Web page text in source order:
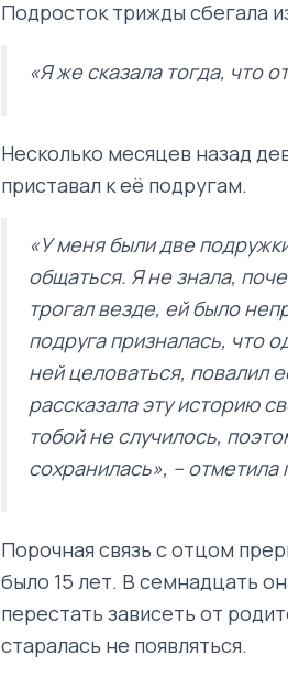
Подросток трижды сбегала
«Я же сказала тогда, что
Несколько месяцев назад
приставал к её подругам.
«У меня были две
общаться. Я не знала,
трогал везде, ей было
подруга призналась, что
ней целоваться, повалил
рассказала эту историю
тобой не случилось,
сохранилась», – отметила
Порочная связь с отцом
было 15 лет. В семнадцать
перестать зависеть от
старалась не появляться.